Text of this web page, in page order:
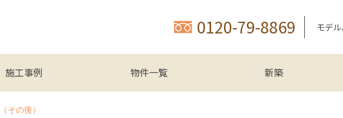
0120-79-8869 モデ
施工事例 物件一覧 新築
その後）